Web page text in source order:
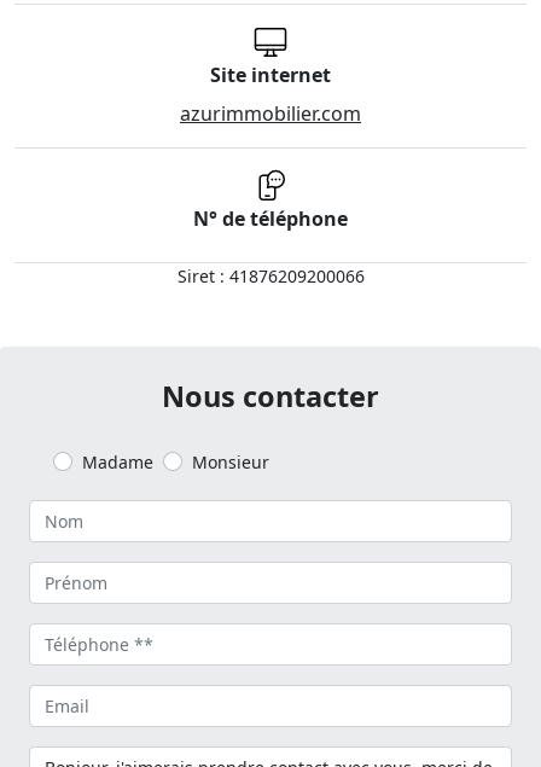
Site internet
azurimmobilier.com
N° de téléphone
Siret : 41876209200066
Nous contacter
Madame Monsieur